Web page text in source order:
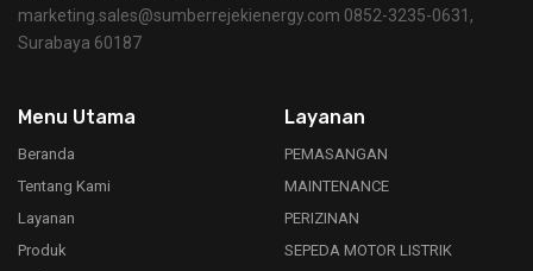
marketing.sales@sumberrejekienergy.com 0852-3235-0631,
Surabaya 60187
Menu Utama
Beranda
Tentang Kami
Layanan
Produk
Layanan
PEMASANGAN
MAINTENANCE
PERIZINAN
SEPEDA MOTOR LISTRIK